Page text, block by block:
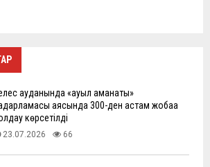
ауданында «ауыл аманаты»
аясында 300-ден астам жобаға
көрсетілді
23.07.2026 66